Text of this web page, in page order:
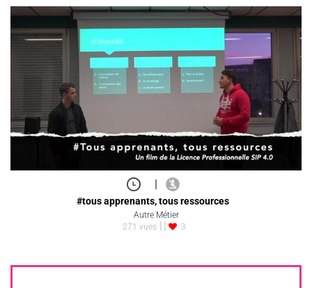
|
#tous apprenants, tous ressources
Autre Métier
271 vues
3